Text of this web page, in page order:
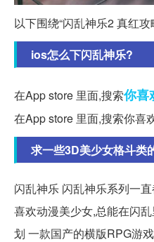
以下围绕“闪乱神乐2 真红
ios怎么下闪乱神乐?
在App store 里面,搜索你喜
在App store 里面,搜索你喜
求一些3D美少女格斗类
闪乱神乐 闪乱神乐系列一
喜欢动漫美少女,总能在闪
划 一款国产的横版RPG游